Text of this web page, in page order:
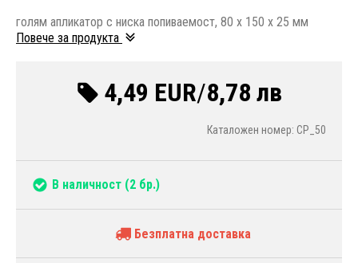
голям апликатор с ниска попиваемост, 80 x 150 x 25 мм
Повече за продукта
4,49 EUR/8,78 лв
Каталожен номер: CP_50
В наличност (2 бр.)
Безплатна доставка